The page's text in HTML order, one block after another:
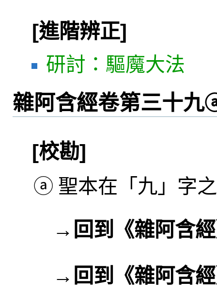
[進階辨正]
研討：驅魔大法
雜阿含經卷第三十九
[校勘]
ⓐ 聖本在「九」字
→ 回到《雜阿含
→ 回到《雜阿含